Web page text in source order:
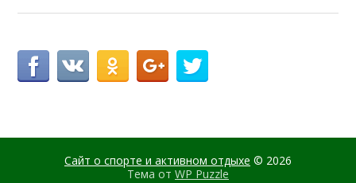
Сайт о спорте и активном отдыхе © 2026
Тема от WP Puzzle